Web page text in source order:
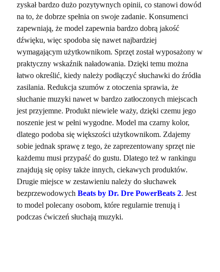
zyskał bardzo dużo pozytywnych opinii, co stanowi dowód
na to, że dobrze spełnia on swoje zadanie. Konsumenci
zapewniają, że model zapewnia bardzo dobrą jakość
dźwięku, więc spodoba się nawet najbardziej
wymagającym użytkownikom. Sprzęt został wyposażony w
praktyczny wskaźnik naładowania. Dzięki temu można
łatwo określić, kiedy należy podłączyć słuchawki do źródła
zasilania. Redukcja szumów z otoczenia sprawia, że
słuchanie muzyki nawet w bardzo zatłoczonych miejscach
jest przyjemne. Produkt niewiele waży, dzięki czemu jego
noszenie jest w pełni wygodne. Model ma czarny kolor,
dlatego podoba się większości użytkownikom. Zdajemy
sobie jednak sprawę z tego, że zaprezentowany sprzęt nie
każdemu musi przypaść do gustu. Dlatego też w rankingu
znajdują się opisy także innych, ciekawych produktów.
Drugie miejsce w zestawieniu należy do słuchawek
bezprzewodowych Beats by Dr. Dre PowerBeats 2. Jest
to model polecany osobom, które regularnie trenują i
podczas ćwiczeń słuchają muzyki.